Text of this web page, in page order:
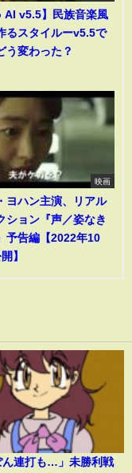
AI v5.5】民族音楽風
るスタイルーv5.5で
う変わった？
映画
ヨハン主演、リアル
ション『声／姿なき
予告編【2022年10
】
ん連打も…」未勝利戦